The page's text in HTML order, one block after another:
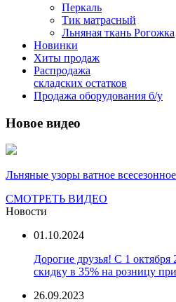
Перкаль
Тик матрасный
Льняная ткань Рогожка
Новинки
Хиты продаж
Распродажа
складских остатков
Продажа оборудования б/у
Новое видео
Льняные узоры ватное
СМОТРЕТЬ ВИДЕО
Новости
01.10.2024
Дорогие друзья! С 1 октября
скидку в 35% на розницу
26.09.2023